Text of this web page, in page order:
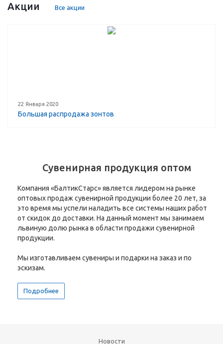
Акции Все акции
22 Января 2020
Большая распродажа зонтов
Сувенирная продукция оптом
Компания «БалтикСтарс» является лидером на рынке
оптовых продаж сувенирной продукции более 20 лет, за
это время мы успели наладить все системы наших работ
от скидок до доставки. На данный момент мы занимаем
львиную долю рынка в области продажи сувенирной
продукции.
Мы изготавливаем сувениры и подарки на заказ и по
эскизам.
Подробнее
Новости